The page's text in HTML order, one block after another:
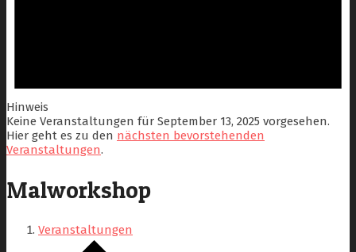
Hinweis
Keine Veranstaltungen für September 13, 2025 vorgesehen.
Hier geht es zu den nächsten bevorstehenden
Veranstaltungen.
Malworkshop
Veranstaltungen